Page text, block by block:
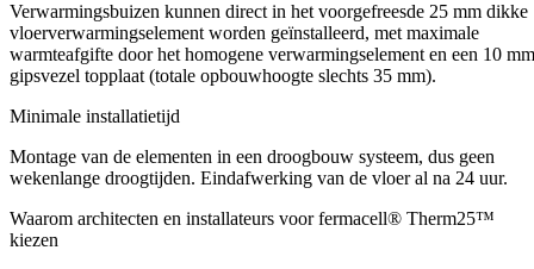
Verwarmingsbuizen kunnen direct in het voorgefreesde 25 mm dikke
vloerverwarmingselement worden geïnstalleerd, met maximale
warmteafgifte door het homogene verwarmingselement en een 10 mm
gipsvezel topplaat (totale opbouwhoogte slechts 35 mm).
Minimale installatietijd
Montage van de elementen in een droogbouw systeem, dus geen
wekenlange droogtijden. Eindafwerking van de vloer al na 24 uur.
Waarom architecten en installateurs voor fermacell® Therm25™
kiezen